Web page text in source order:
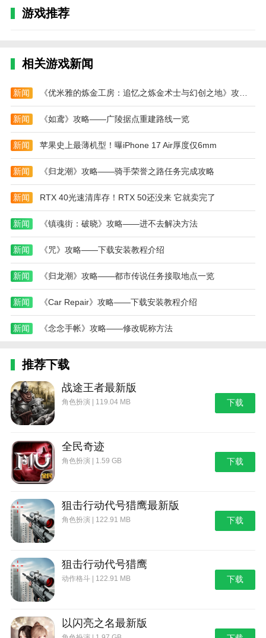
小编评价
好的身材
过运动操进行燃脂塑形瘦身，操作方法简单，课程内容
丰富，从0基础到高级课程都能轻松掌握，可以量身定
制运动计划，让健康减肥更方便，使用吧
3、它结合了音乐、舞蹈和健身的元素，让用户在
愉悦的氛围中达到体态完美和健康的目标，旨在帮助用
户系统地进行身体锻炼，达到全面提升身体素质的目的
更新日志
最新版本：v2.0.7 更新时间：2024-12-16
你的每一次运动，都是对抗岁月的子弹。
优化了一些小细节，使用起来流畅～
-【功能】
1. “适合你的课程”为你提供个性化的课程推荐，让
你不再选择困难。
种疑问，让你的运动更加安全高效。
4. 界面全面升级，运动体验大幅提升！
1. 「体态矫正」系列课程新鲜出炉！挺拔身姿、笔
直双腿、回正骨盆、改善假胯宽，修炼好体态比颜值更
重要。
2. 专为女性设计了「经期瑜伽」系列课，帮助你缓
解经期不适，调节激素水平，经期也能舒适度过~
游戏推荐
相关游戏新闻
新闻 《优米雅的炼金工房：追忆之炼金术士与幻创之地》攻略——游戏游玩平台介绍
新闻 《如鸢》攻略——广陵据点重建路线一览
新闻 苹果史上最薄机型！曝iPhone 17 Air厚度仅6mm
新闻 《归龙潮》攻略——骑手荣誉之路任务完成攻略
新闻 RTX 40光速清库存！RTX 50还没来 它就卖完了
新闻 《镇魂街：破晓》攻略——进不去解决方法
新闻 《咒》攻略——下载安装教程介绍
新闻 《归龙潮》攻略——都市传说任务接取地点一览
新闻 《Car Repair》攻略——下载安装教程介绍
新闻 《念念手帐》攻略——修改昵称方法
推荐下载
战途王者最新版
角色扮演 | 119.04 MB 下载
全民奇迹
角色扮演 | 1.59 GB 下载
狙击行动代号猎鹰最新版
角色扮演 | 122.91 MB 下载
狙击行动代号猎鹰
动作格斗 | 122.91 MB 下载
以闪亮之名最新版